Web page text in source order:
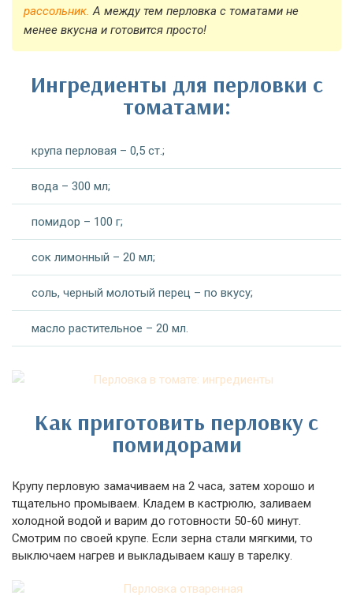
рассольник. А между тем перловка с томатами не
менее вкусна и готовится просто!
Ингредиенты для перловки с
томатами:
крупа перловая – 0,5 ст.;
вода – 300 мл;
помидор – 100 г;
сок лимонный – 20 мл;
соль, черный молотый перец – по вкусу;
масло растительное – 20 мл.
Как приготовить перловку с
помидорами
Крупу перловую замачиваем на 2 часа, затем хорошо и
тщательно промываем. Кладем в кастрюлю, заливаем
холодной водой и варим до готовности 50-60 минут.
Смотрим по своей крупе. Если зерна стали мягкими, то
выключаем нагрев и выкладываем кашу в тарелку.